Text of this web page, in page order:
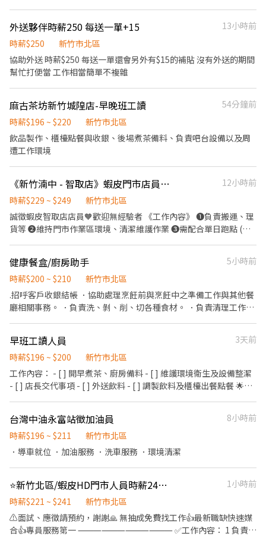
外送夥伴時薪250 每送一單+15
13小時前
時薪$250
新竹市北區
協助外送 時薪$250 每送一單還會另外有$15的補貼 沒有外送的期間
幫忙打便當 工作相當簡單不複雜
麻古茶坊新竹城隍店-早晚班工讀
54分鐘前
時薪$196 ~ $220
新竹市北區
飲品製作、櫃檯點餐與收銀、後場煮茶備料、負責吧台設備以及周
遭工作環境
《新竹湳中 - 智取店》蝦皮門市店員🧡 #有薪教育訓練 #跨店支援 #高時薪
12小時前
時薪$229 ~ $249
新竹市北區
誠徵蝦皮智取店店員🧡歡迎無經驗者 《工作內容》 ❶負責搬運、理
貨等 ❷維持門市作業區環境、清潔維護作業 ❸需配合單日跑點 (智
⌁⌁⌁⋆᷆♡⃘̎ ⭐️早班：07:00-12:00（可調整上班時間7:00-8:30間到班，
預計排班3-5小時） ⭐️晚班：17:30-22:30 🧡一週排班約3～4天 🧡六
日至少配合一天排班 ⋆᷆♡⃘̎ ⋆⌁⌁⌁❤⌁⌁⌁⋆᷆♡⃘̎ ⋆⌁⌁⌁❤⌁⌁⌁⋆᷆♡⃘̎ ⋆⌁⌁⌁❤
⌁⌁⌁⋆᷆♡⃘̎ ⋆⌁⌁⌁❤⌁⌁⌁⋆᷆♡⃘̎ 目前職缺 : 早班兼職、晚班兼職
健康餐盒/廚房助手
5小時前
時薪$200 ~ $210
新竹市北區
.招呼客戶收銀結帳 ．協助處理烹飪前與烹飪中之準備工作與其他餐
廳相關事務。 ．負責洗、剝、削、切各種食材。 ．負責清理工作環
潔維護
早班工讀人員
3天前
時薪$196 ~ $200
新竹市北區
工作內容： - [ ] 開早煮茶、廚房備料 - [ ] 維護環境衛生及設備整潔
- [ ] 店長交代事項 - [ ] 外送飲料 - [ ] 調製飲料及櫃檯出餐點餐 🌟需
保、飲品無限暢飲、團體保險、外送津貼、績效獎金、三節禮金(禮
品)、生日禮金、定期聚餐、加班費⋯⋯⋯等
台灣中油永富站徵加油員
8小時前
時薪$196 ~ $211
新竹市北區
．導車就位 ．加油服務 ．洗車服務 ．環境清潔
⭐新竹北區/蝦皮HD門市人員時薪241🦐快速報到🌈
1小時前
時薪$221 ~ $241
新竹市北區
⚠️面試、應徵請預約，謝謝🙏 無抽成免費找工作👍最新職缺快速媒
合👍專員服務第一 ⸻⸻⸻⸻ ✅工作內容： 1 負責進